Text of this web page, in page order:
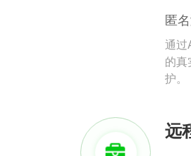
匿
通过
的
护。
远